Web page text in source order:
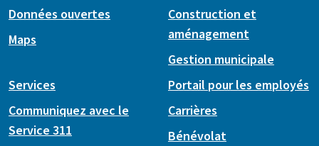
Données ouvertes
Maps
Construction et
aménagement
Gestion municipale
Services
Communiquez avec le
Service 311
Portail pour les employés
Carrières
Bénévolat